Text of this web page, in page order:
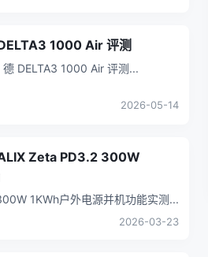
1000 Air 评测
DELTA3 1000 Air 评测...
2026-05-14
Zeta PD3.2 300W
1KWh户外电源并机功能实测...
2026-03-23